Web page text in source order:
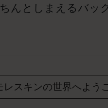
としまえるバッ
レスキンの世界へよう